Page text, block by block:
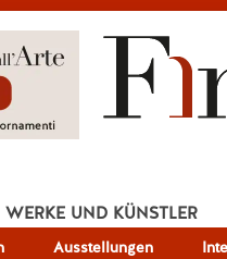
Ausstellungen
WERKE UND KÜNSTLER